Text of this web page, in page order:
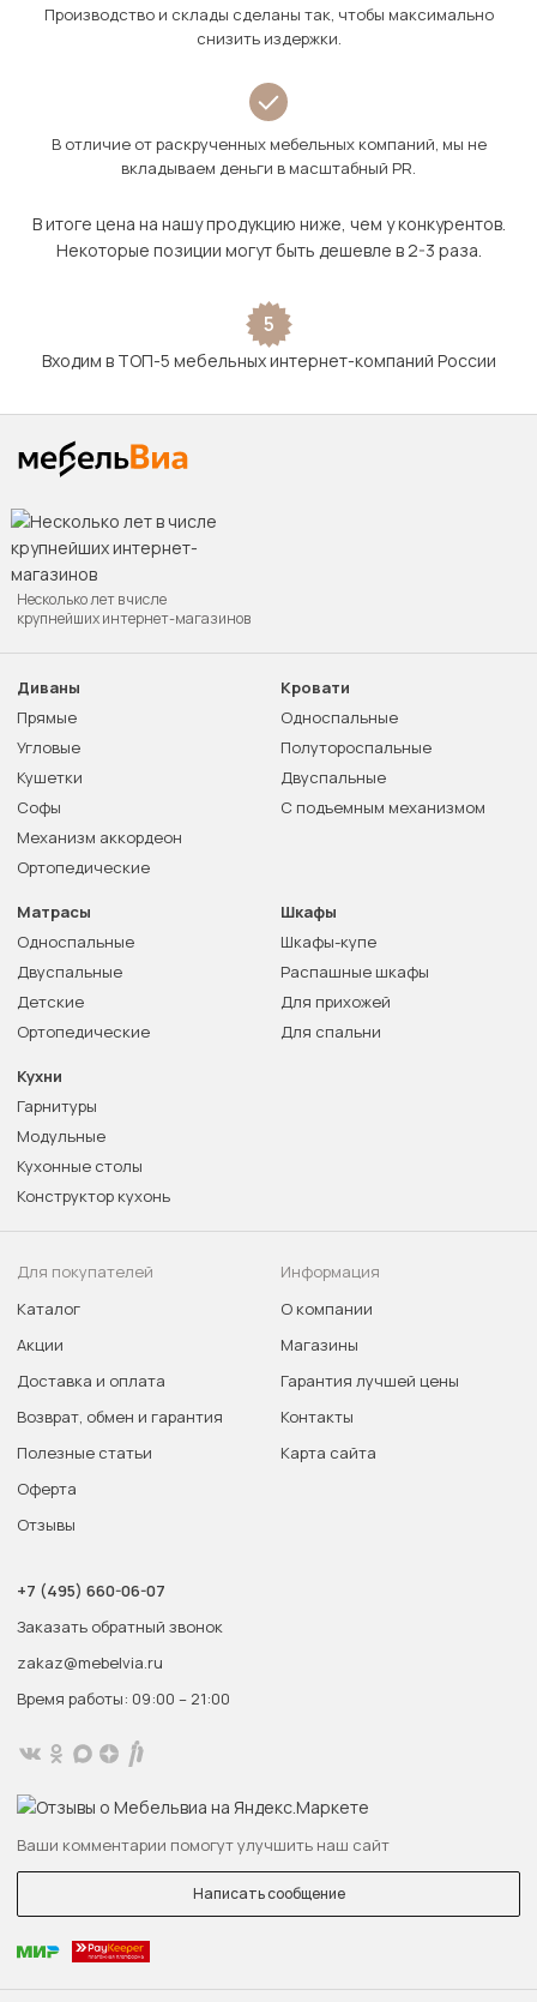
Производство и склады сделаны так, чтобы максимально
снизить издержки.
В отличие от раскрученных мебельных компаний, мы не
вкладываем деньги в масштабный PR.
В итоге цена на нашу продукцию ниже, чем у конкурентов.
Некоторые позиции могут быть дешевле в 2-3 раза.
5
Входим в ТОП-5 мебельных интернет-компаний России
Несколько лет в числе
крупнейших интернет-магазинов
Диваны
Прямые
Угловые
Кушетки
Софы
Механизм аккордеон
Ортопедические
Кровати
Односпальные
Полутороспальные
Двуспальные
С подъемным механизмом
Матрасы
Односпальные
Двуспальные
Детские
Ортопедические
Шкафы
Шкафы-купе
Распашные шкафы
Для прихожей
Для спальни
Кухни
Гарнитуры
Модульные
Кухонные столы
Конструктор кухонь
Для покупателей
Каталог
Акции
Доставка и оплата
Возврат, обмен и гарантия
Полезные статьи
Оферта
Отзывы
Информация
О компании
Магазины
Гарантия лучшей цены
Контакты
Карта сайта
+7 (495) 660-06-07
Заказать обратный звонок
zakaz@mebelvia.ru
Время работы: 09:00 – 21:00
Ваши комментарии помогут улучшить наш сайт
Написать сообщение